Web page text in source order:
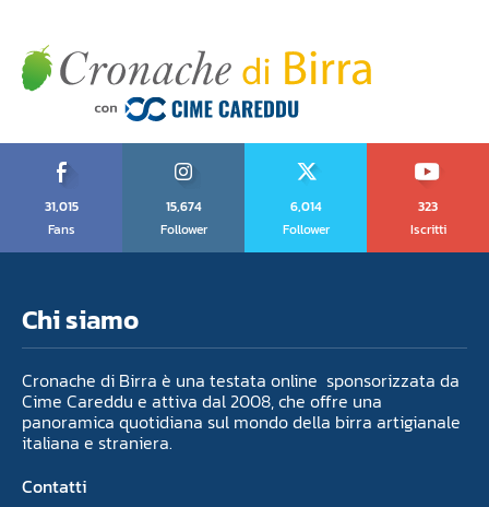
31,015
Fans
15,674
Follower
6,014
Follower
323
Iscritti
Chi siamo
Cronache di Birra è una testata online sponsorizzata da
Cime Careddu e attiva dal 2008, che offre una
panoramica quotidiana sul mondo della birra artigianale
italiana e straniera.
Contatti